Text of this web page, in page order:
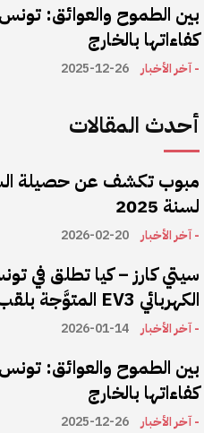
بين الطموح والعوائق:
كفاءاتها بالخارج
- آخر الأخبار 2025-12-26
أحدث المقالات
مبوب تكشف عن حصيلة
لسنة 2025
- آخر الأخبار 2026-02-20
سيتي كارز – كيا تطلق في
الكهربائي EV3 المتوَّجة بلقب سيارة العام عالميًا
- آخر الأخبار 2026-01-14
بين الطموح والعوائق:
كفاءاتها بالخارج
- آخر الأخبار 2025-12-26